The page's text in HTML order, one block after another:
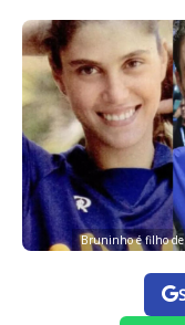
Bruninho é filho de